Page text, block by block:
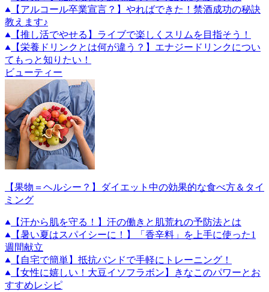
【アルコール卒業宣言？】やればできた！禁酒成功の秘訣
教えます♪
【推し活でやせる】ライブで楽しくスリムを目指そう！
【栄養ドリンクとは何が違う？】エナジードリンクについ
てもっと知りたい！
ビューティー
【果物＝ヘルシー？】ダイエット中の効果的な食べ方＆タイ
ミング
【汗から肌を守る！】汗の働きと肌荒れの予防法とは
【暑い夏はスパイシーに！】「香辛料」を上手に使った1
週間献立
【自宅で簡単】抵抗バンドで手軽にトレーニング！
【女性に嬉しい！大豆イソフラボン】きなこのパワーとお
すすめレシピ